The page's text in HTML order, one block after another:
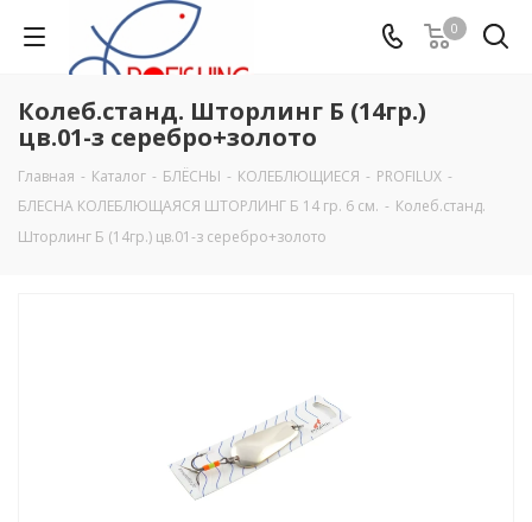
0
Колеб.станд. Шторлинг Б (14гр.)
цв.01-з серебро+золото
Главная - Каталог - БЛЁСНЫ - КОЛЕБЛЮЩИЕСЯ - PROFILUX -
БЛЕСНА КОЛЕБЛЮЩАЯСЯ ШТОРЛИНГ Б 14 гр. 6 см. - Колеб.станд.
Шторлинг Б (14гр.) цв.01-з серебро+золото